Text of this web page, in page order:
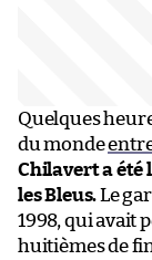
Quelques
du monde
Chilavert a été
les Bleus.Le
1998, qui avait
huitièmes de